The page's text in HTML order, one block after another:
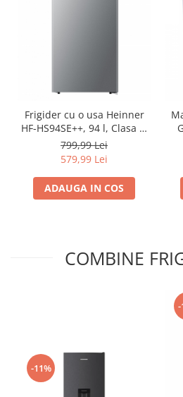
Frigider cu o usa Heinner
HF-HS94SE++, 94 l, Clasa E,
Iluminare LED, Rafturi
sticla, H 84 cm, Argintiu -
Resigilat
799,99 Lei
579,99 Lei
ADAUGA IN COS
COMBINE
-11%
-